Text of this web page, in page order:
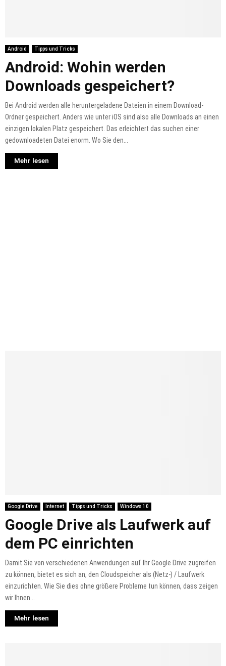
Android Tipps und Tricks
Android: Wohin werden
Downloads gespeichert?
Bei Android werden alle heruntergeladene Dateien in einem Download-
Ordner gespeichert. Anders wie unter iOS sind also alle Downloads an einen
einzigen lokalen Platz gespeichert. Das erleichtert das suchen einer
gedownloadeten Datei enorm. Wo Sie den...
Mehr lesen
Google Drive Internet Tipps und Tricks Windows 10
Google Drive als Laufwerk auf
dem PC einrichten
Damit Sie von verschiedenen Anwendungen auf Ihr Google Drive zugreifen
zu können, bietet es sich an, den Cloudspeicher als (Netz-) / Laufwerk
einzurichten. Wie Sie dies ohne größere Probleme tun können, dass zeigen
wir Ihnen...
Mehr lesen